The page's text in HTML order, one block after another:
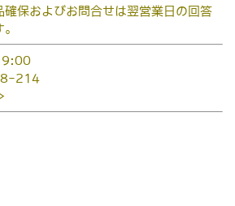
確保およびお問合せは翌営業日の回答
214